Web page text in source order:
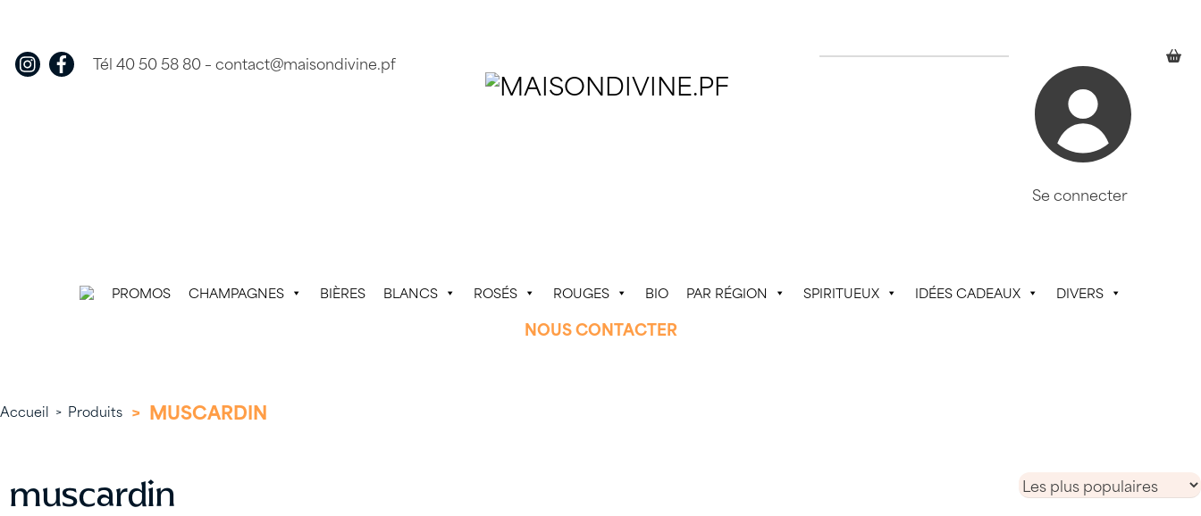
content
Tél 40 50 58 80–contact@maisondivine.pf
Se connecter
PROMOS CHAMPAGNES BIÈRES BLANCS ROSÉS ROUGES BIO PAR RÉGION SPIRITUEUX IDÉES CADEAUX DIVERS
NOUS CONTACTER
Accueil > Produits > MUSCARDIN
muscardin